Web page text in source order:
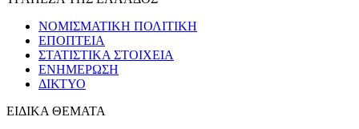
ΝΟΜΙΣΜΑΤΙΚΗ ΠΟΛΙΤΙΚΗ
ΕΠΟΠΤΕΙΑ
ΣΤΑΤΙΣΤΙΚΑ ΣΤΟΙΧΕΙΑ
ΕΝΗΜΕΡΩΣΗ
ΔΙΚΤΥΟ
ΕΙΔΙΚΑ ΘΕΜΑΤΑ